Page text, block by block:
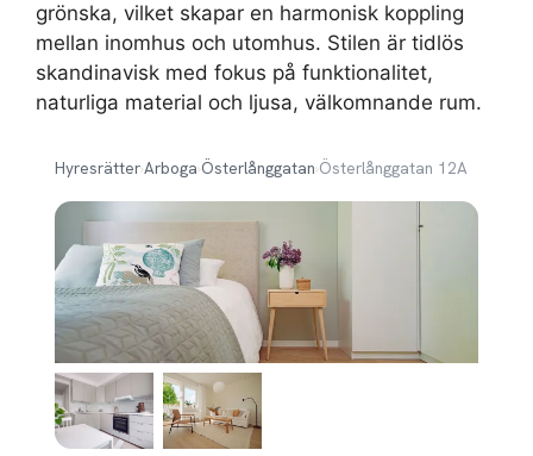
grönska, vilket skapar en harmonisk koppling
mellan inomhus och utomhus. Stilen är tidlös
skandinavisk med fokus på funktionalitet,
naturliga material och ljusa, välkomnande rum.
Hyresrätter›Arboga›Österlånggatan›Österlånggatan 12A